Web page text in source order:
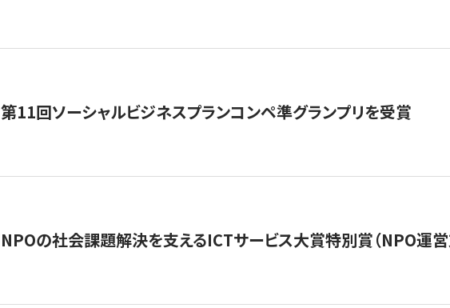
第11回ソーシャルビジネスプランコンペ準グランプリを受賞
NPOの社会課題解決を支えるICTサービス大賞特別賞（NPO運